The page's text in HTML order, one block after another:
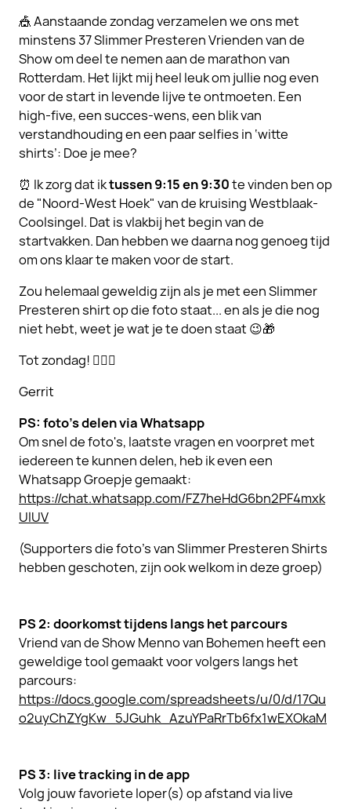
🎪 Aanstaande zondag verzamelen we ons met
minstens 37 Slimmer Presteren Vrienden van de
Show om deel te nemen aan de marathon van
Rotterdam. Het lijkt mij heel leuk om jullie nog even
voor de start in levende lijve te ontmoeten. Een
high-five, een succes-wens, een blik van
verstandhouding en een paar selfies in ‘witte
shirts’: Doe je mee?
⏰ Ik zorg dat iktussen 9:15 en 9:30te vinden ben op
de "Noord-West Hoek" van de kruising Westblaak-
Coolsingel. Dat is vlakbij het begin van de
startvakken. Dan hebben we daarna nog genoeg tijd
om ons klaar te maken voor de start.
Zou helemaal geweldig zijn als je met een Slimmer
Presteren shirt op die foto staat... en als je die nog
niet hebt, weet je wat je te doen staat 😉🎁
Tot zondag! 🏃🏻‍♂️
Gerrit
PS: foto's delen via Whatsapp
Om snel de foto's, laatste vragen en voorpret met
iedereen te kunnen delen, heb ik even een
Whatsapp Groepje gemaakt:
https://chat.whatsapp.com/FZ7heHdG6bn2PF4mxk
UlUV
(Supporters die foto's van Slimmer Presteren Shirts
hebben geschoten, zijn ook welkom in deze groep)
PS 2: doorkomst tijdens langs het parcours
Vriend van de Show Menno van Bohemen heeft een
geweldige tool gemaakt voor volgers langs het
parcours:
https://docs.google.com/spreadsheets/u/0/d/17Qu
o2uyChZYgKw_5JGuhk_AzuYPaRrTb6fx1wEXOkaM
PS 3: live tracking in de app
Volg jouw favoriete loper(s) op afstand via live